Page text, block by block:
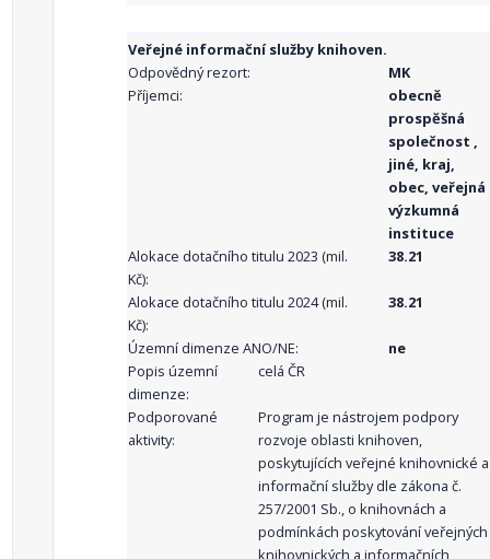
Veřejné informační služby knihoven.
Odpovědný rezort:
MK
Příjemci:
obecně
prospěšná
společnost ,
jiné, kraj,
obec, veřejná
výzkumná
instituce
Alokace dotačního titulu 2023 (mil.
Kč):
38.21
Alokace dotačního titulu 2024 (mil.
Kč):
38.21
Územní dimenze ANO/NE:
ne
Popis územní
dimenze:
celá ČR
Podporované
aktivity:
Program je nástrojem podpory
rozvoje oblasti knihoven,
poskytujících veřejné knihovnické a
informační služby dle zákona č.
257/2001 Sb., o knihovnách a
podmínkách poskytování veřejných
knihovnických a informačních